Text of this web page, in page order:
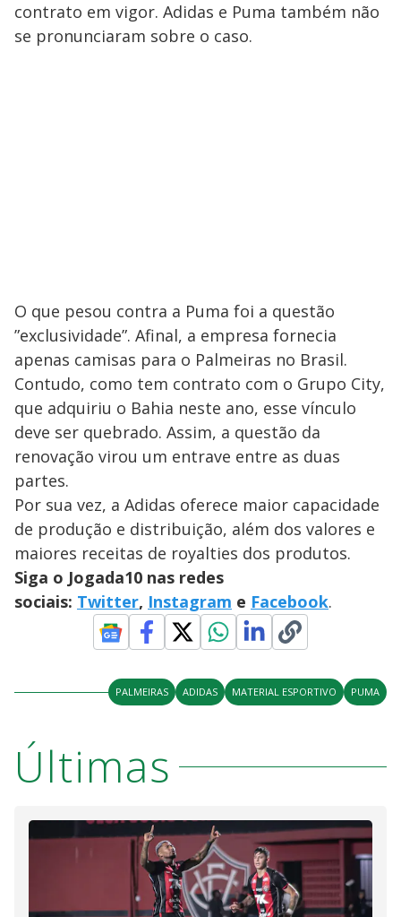
contrato em vigor. Adidas e Puma também não
se pronunciaram sobre o caso.
O que pesou contra a Puma foi a questão
”exclusividade”. Afinal, a empresa fornecia
apenas camisas para o Palmeiras no Brasil.
Contudo, como tem contrato com o Grupo City,
que adquiriu o Bahia neste ano, esse vínculo
deve ser quebrado. Assim, a questão da
renovação virou um entrave entre as duas
partes.
Por sua vez, a Adidas oferece maior capacidade
de produção e distribuição, além dos valores e
maiores receitas de royalties dos produtos.
Siga o Jogada10 nas redes
sociais: Twitter, Instagram e Facebook.
PALMEIRAS ADIDAS MATERIAL ESPORTIVO PUMA
Últimas